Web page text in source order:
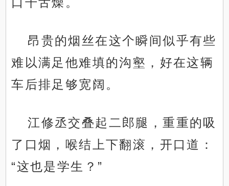
昂贵的烟丝在这个瞬间似乎有些
难以满足他难填的沟壑，好在这辆
车后排足够宽阔。
江修丞交叠起二郎腿，重重的吸
了口烟，喉结上下翻滚，开口道：
“这也是学生？”